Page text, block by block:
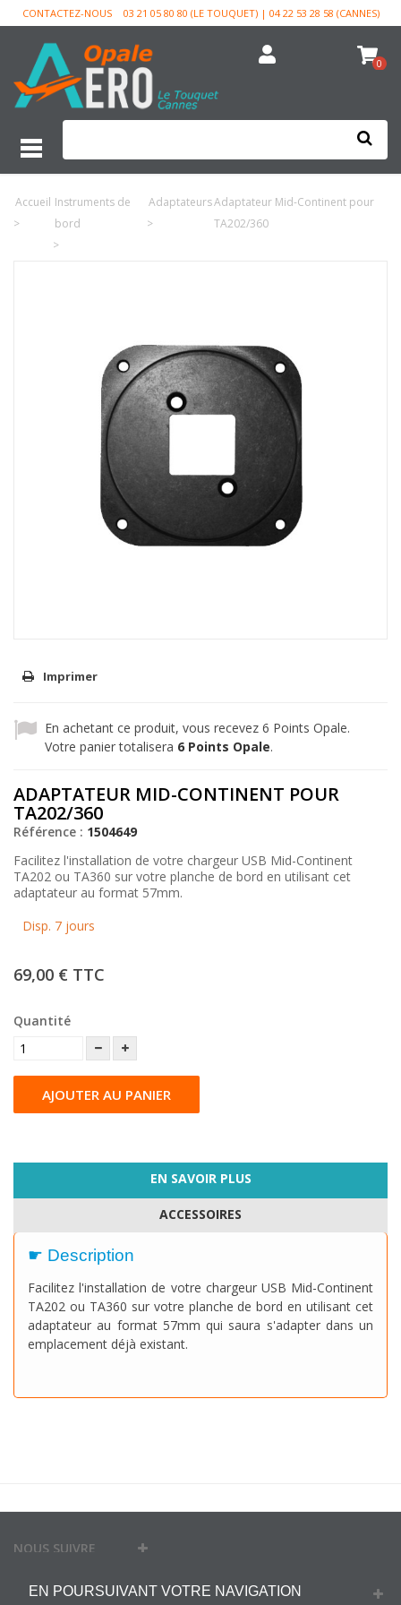
EN POURSUIVANT VOTRE NAVIGATION
CONTACTEZ-NOUS 03 21 05 80 80 (LE TOUQUET) | 04 22 53 28 58 (CANNES)
0
Accueil
>
Instruments de
bord
>
Adaptateurs
>
Adaptateur Mid-Continent pour
TA202/360
Imprimer
En achetant ce produit, vous recevez 6 Points Opale.
Votre panier totalisera 6 Points Opale.
ADAPTATEUR MID-CONTINENT POUR
TA202/360
Référence : 1504649
Facilitez l'installation de votre chargeur USB Mid-Continent
TA202 ou TA360 sur votre planche de bord en utilisant cet
adaptateur au format 57mm.
Disp. 7 jours
69,00 € TTC
Quantité
AJOUTER AU PANIER
EN SAVOIR PLUS
ACCESSOIRES
☛ Description
Facilitez l'installation de votre chargeur USB Mid-Continent
TA202 ou TA360 sur votre planche de bord en utilisant cet
adaptateur au format 57mm qui saura s'adapter dans un
emplacement déjà existant.
NOUS SUIVRE
MON COMPTE